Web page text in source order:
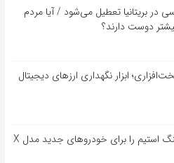
در بریتانیا تعطیل می‌شود / آیا مردم
دوست دارند؟
ابزار نگهداری ارزهای دیجیتال
تسلا سرویس گیمینگ استیم را برای خودروهای جدید مدل X